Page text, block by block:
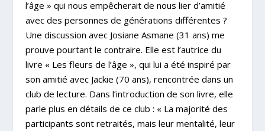
l’âge » qui nous empêcherait de nous lier d’amitié
avec des personnes de générations différentes ?
Une discussion avec Josiane Asmane (31 ans) me
prouve pourtant le contraire. Elle est l’autrice du
livre « Les fleurs de l’âge », qui lui a été inspiré par
son amitié avec Jackie (70 ans), rencontrée dans un
club de lecture. Dans l’introduction de son livre, elle
parle plus en détails de ce club : « La majorité des
participants sont retraités, mais leur mentalité, leur